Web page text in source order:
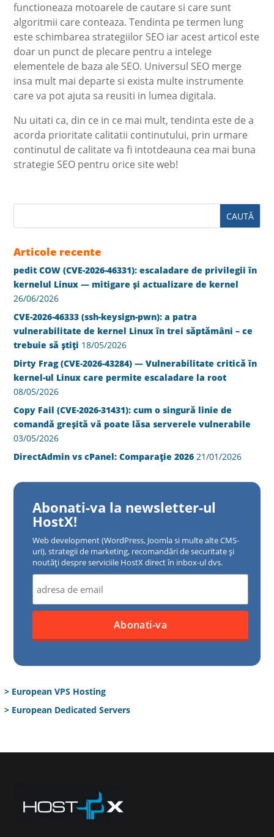
functioneaza motoarele de cautare si care sunt
algoritmii care conteaza. Tendinta pe termen lung
este schimbarea strategiilor SEO iar acest articol este
doar un punct de plecare pentru a intelege
elementele de baza ale SEO. Universul SEO merge
insa mult mai departe si exista multe instrumente
care va pot ajuta sa reusiti in lumea digitala.
Nu uitati ca, din ce in ce mai mult, tendinta este de a
acorda prioritate calitatii continutului, prin urmare
continutul de calitate va fi intotdeauna cea mai buna
strategie SEO pentru orice site web!
Articole recente
pedit COW (CVE-2026-46331): escaladare de privilegii în
kernelul Linux — mitigare și actualizare de kernel
26/06/2026
CVE-2026-46333 (ssh-keysign-pwn): a patra
vulnerabilitate de kernel Linux în trei săptămâni – ce
trebuie să știți 18/05/2026
Dirty Frag (CVE-2026-43284) — Vulnerabilitate critică în
kernel-ul Linux care permite escaladare la root
08/05/2026
Copy Fail (CVE-2026-31431): cum o singură linie de
comandă greșită vă poate lăsa serverele vulnerabile
03/05/2026
DirectAdmin vs cPanel: Comparație 2026 21/01/2026
Abonati-va la newsletter-ul
HostX!
Web development (WordPress, Joomla si multe alte CMS-
uri), strategii de marketing, recomandări de securitate și
noutăți despre serviciile HostX direct în inbox-ul dvs.
> European VPS Hosting
> European Dedicated Servers